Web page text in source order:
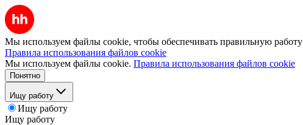
Мы используем файлы cookie, чтобы обеспечивать правильную работу
Правила использования файлов cookie
Мы используем файлы cookie. Правила использования файлов cookie
Понятно
Ищу работу
Ищу работу
Ищу работу